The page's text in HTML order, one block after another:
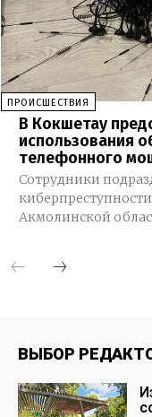
ПРОИСШЕСТВИЯ
В Кокшетау
использования
телефонного
Сотрудники
Акмолинской
ВЫБОР